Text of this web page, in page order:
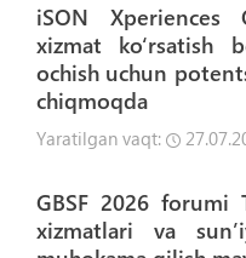
iSON Xperiences
xizmat ko‘rsatish
ochish uchun
chiqmoqda
Yaratilgan vaqt:
GBSF 2026 forumi
xizmatlari va